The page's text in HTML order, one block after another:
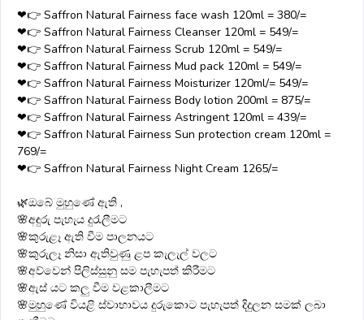
❤👉 Saffron Natural Fairness face wash 120ml = 380/=
❤👉 Saffron Natural Fairness Cleanser 120ml = 549/=
❤👉 Saffron Natural Fairness Scrub 120ml = 549/=
❤👉 Saffron Natural Fairness Mud pack 120ml = 549/=
❤👉 Saffron Natural Fairness Moisturizer 120ml/= 549/=
❤👉 Saffron Natural Fairness Body lotion 200ml = 875/=
❤👉 Saffron Natural Fairness Astringent 120ml = 439/=
❤👉 Saffron Natural Fairness Sun protection cream 120ml =
769/=
❤👉 Saffron Natural Fairness Night Cream 1265/=
🌿ඔබේ මුහුණේ ඇති ,
🌸අඳුරු පැහැය දුරැලීමට
🌸කුරුළෑ ඇති වීම පාලනයට
🌸කුරුලෑ නිසා ඇතිවුණු ළප කැලැල් වලට
🌸අව්වෙන් පිලිස්සුනු සම පැහැපත් කිරීමට
🌸ඇස් යට කලු වීම වළකාලීමට
🌸මුහුණේ වියළි ස්වාභාවය දුරුකොට පැහැපත් දිදුලන සමක් ලබා